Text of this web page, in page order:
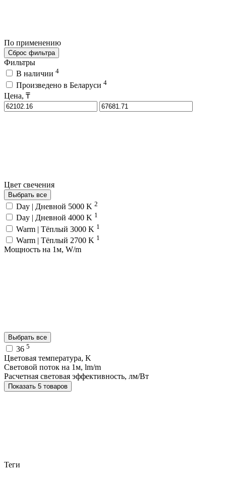
По применению
Сброс фильтра
Фильтры
В наличии 4
Произведено в Беларуси 4
Цена, ₸
Цвет свечения
Выбрать все
Day | Дневной 5000 K 2
Day | Дневной 4000 K 1
Warm | Тёплый 3000 K 1
Warm | Тёплый 2700 K 1
Мощность на 1м, W/m
Выбрать все
36 5
Цветовая температура, K
Световой поток на 1м, lm/m
Расчетная световая эффективность, лм/Вт
Показать 5 товаров
Теги